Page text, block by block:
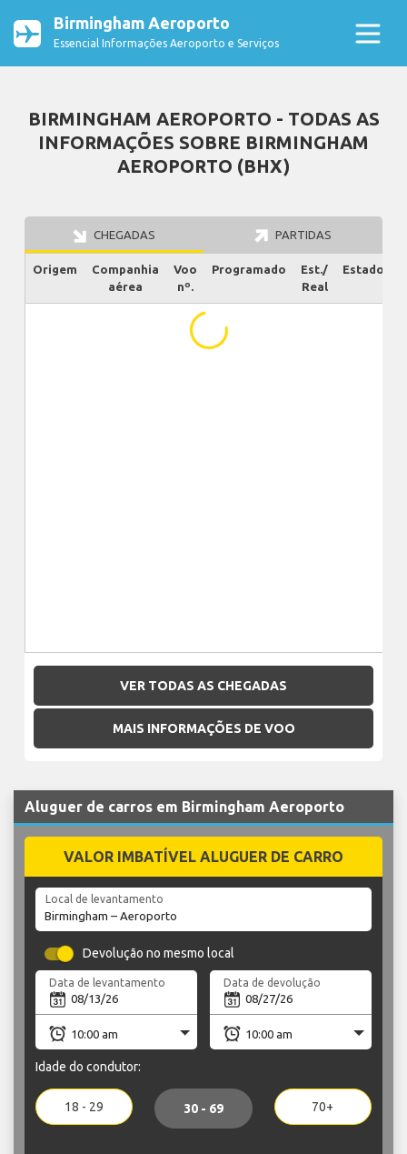
Birmingham Aeroporto
Essencial Informações Aeroporto e Serviços
BIRMINGHAM AEROPORTO - TODAS AS
INFORMAÇÕES SOBRE BIRMINGHAM
AEROPORTO (BHX)
CHEGADAS PARTIDAS
Origem
Companhia
aérea
Voo
nº.
Programado
Est./
Real
Estado
VER TODAS AS CHEGADAS
MAIS INFORMAÇÕES DE VOO
Aluguer de carros em Birmingham Aeroporto
VALOR IMBATÍVEL ALUGUER DE CARRO
Local de levantamento
Devolução no mesmo local
Data de levantamento Data de devolução
Idade do condutor:
18 - 29 30 - 69 70+